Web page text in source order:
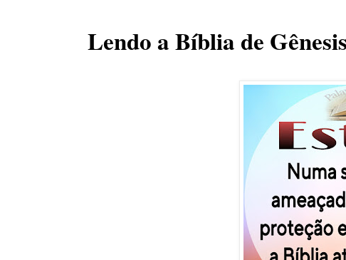
Lendo a Bíblia de